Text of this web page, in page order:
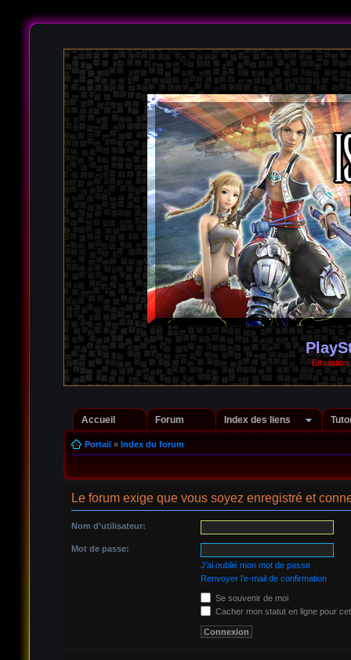
Accueil Forum Index des liens
Portail» Index du forum
Le forum exige que vous soyez enregistré et
Nom d’utilisateur:
Mot de passe:
J’ai oublié mon mot de passe
Renvoyer l’e-mail de confirmation
Se souvenir de moi
Cacher mon statut en ligne pour